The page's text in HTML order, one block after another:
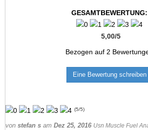
GESAMTBEWERTUNG:
5,00/5
Bezogen auf 2
Eine Bewertung schreiben
(5/5)
von stefan s am Dez 25, 2016 Usn Muscle Fuel